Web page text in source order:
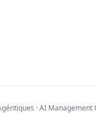
· AI Management